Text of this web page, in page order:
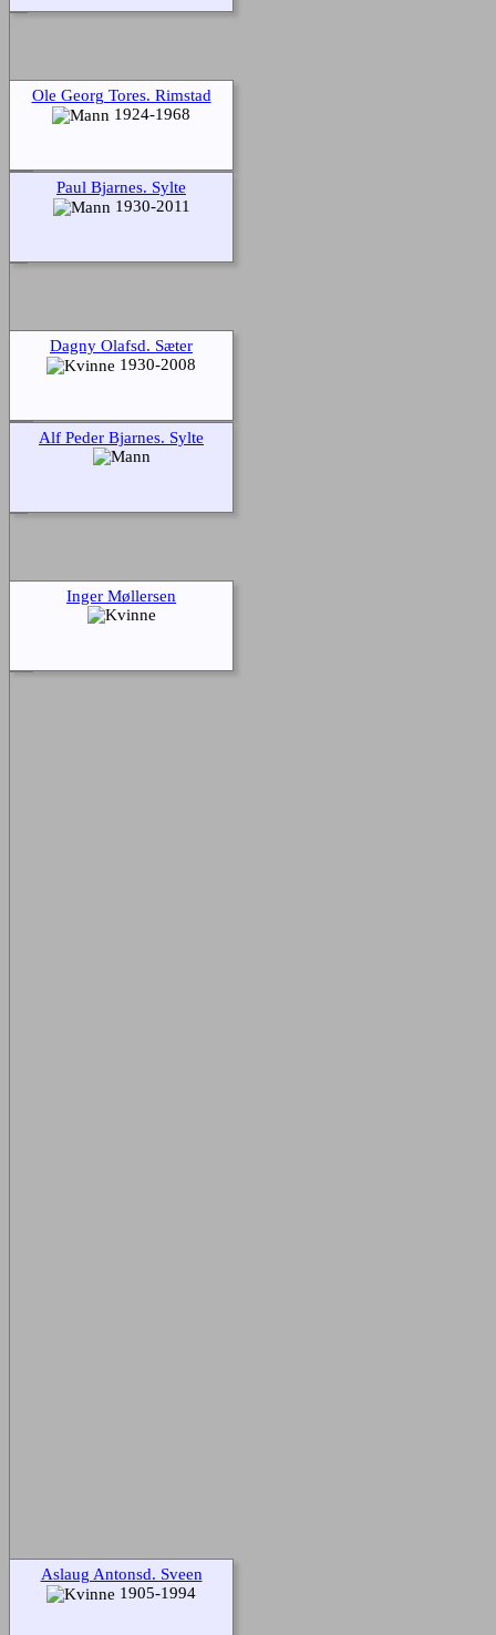
Ole Georg Tores. Rimstad
1924-1968
Paul Bjarnes. Sylte
1930-2011
Dagny Olafsd. Sæter
1930-2008
Alf Peder Bjarnes. Sylte
Inger Møllersen
Aslaug Antonsd. Sveen
1905-1994